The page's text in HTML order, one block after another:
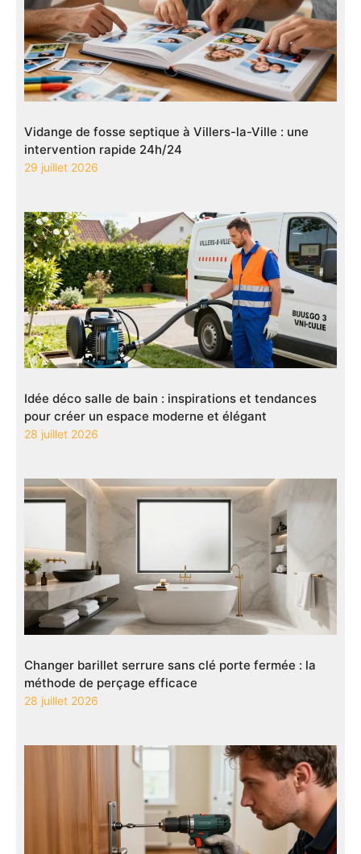
Vidange de fosse septique à Villers-la-Ville : une
intervention rapide 24h/24
29 juillet 2026
Idée déco salle de bain : inspirations et tendances
pour créer un espace moderne et élégant
28 juillet 2026
Changer barillet serrure sans clé porte fermée : la
méthode de perçage efficace
28 juillet 2026